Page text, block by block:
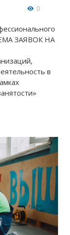
0
ЗАЯВОК НА
в